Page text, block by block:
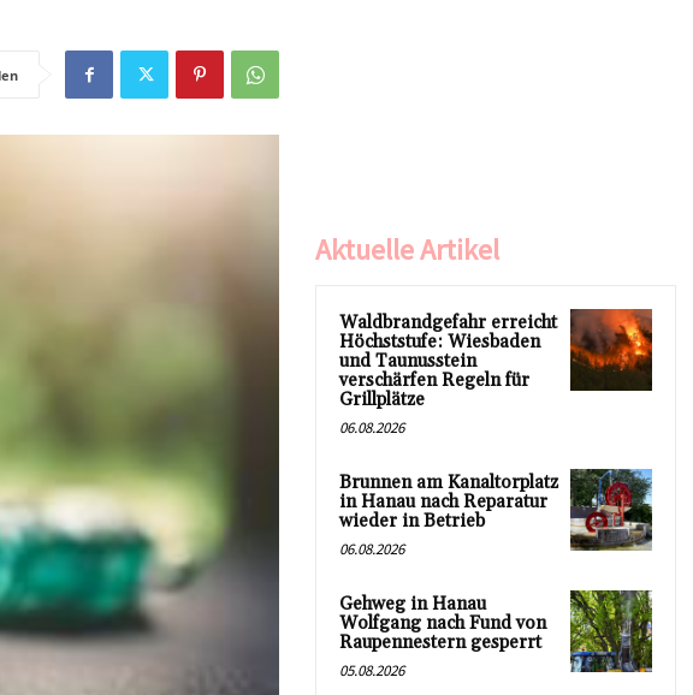
Aktuelle Artikel
Waldbrandgefahr erreicht
Höchststufe: Wiesbaden
und Taunusstein
verschärfen Regeln für
Grillplätze
06.08.2026
Brunnen am Kanaltorplatz
in Hanau nach Reparatur
wieder in Betrieb
06.08.2026
Gehweg in Hanau
Wolfgang nach Fund von
Raupennestern gesperrt
05.08.2026